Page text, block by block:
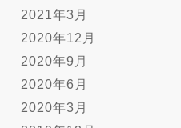
2021年3月
2020年12月
2020年9月
2020年6月
2020年3月